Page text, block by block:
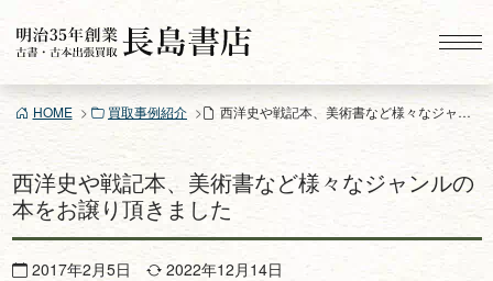
ン
ツ
ス
ッ
HOME 買取事例紹介 西洋史や戦記本、美術書など様々なジャンルの本をお譲り頂きました
西洋史や戦記本、美術書など様々なジャンルの
本をお譲り頂きました
2017年2月5日 2022年12月14日